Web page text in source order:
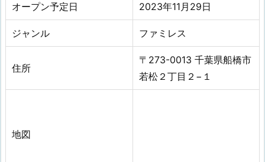
オープン予定日 2023年11月29日
ジャンル ファミレス
住所
〒273-0013 千葉県船橋市
若松２丁目２−１
地図